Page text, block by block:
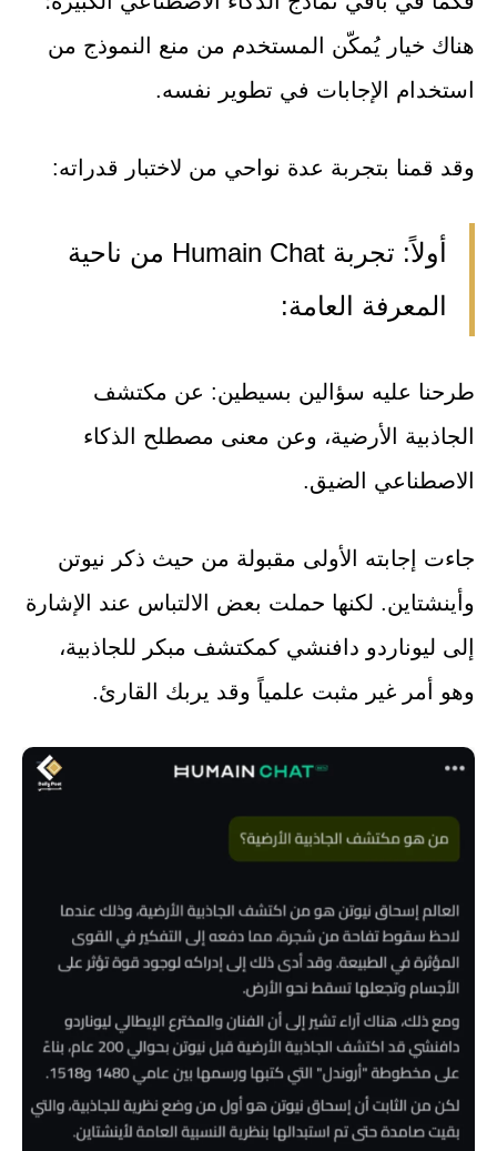
هناك خيار يُمكّن المستخدم من منع النموذج من
استخدام الإجابات في تطوير نفسه.
وقد قمنا بتجربة عدة نواحي من لاختبار قدراته:
أولاً: تجربة Humain Chat من ناحية
المعرفة العامة:
طرحنا عليه سؤالين بسيطين: عن مكتشف
الجاذبية الأرضية، وعن معنى مصطلح الذكاء
الاصطناعي الضيق.
جاءت إجابته الأولى مقبولة من حيث ذكر نيوتن
وأينشتاين. لكنها حملت بعض الالتباس عند الإشارة
إلى ليوناردو دافنشي كمكتشف مبكر للجاذبية،
وهو أمر غير مثبت علمياً وقد يربك القارئ.